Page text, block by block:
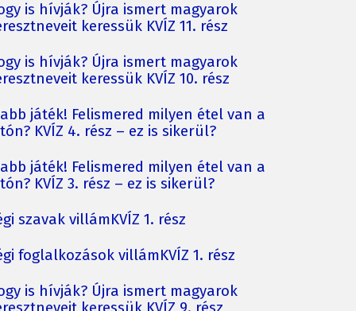
is hívják? Újra ismert magyarok
keressük KVÍZ 11. rész
is hívják? Újra ismert magyarok
keressük KVÍZ 10. rész
játék! Felismered milyen étel van a
KVÍZ 4. rész – ez is sikerül?
játék! Felismered milyen étel van a
KVÍZ 3. rész – ez is sikerül?
szavak villámKVÍZ 1. rész
foglalkozások villámKVÍZ 1. rész
is hívják? Újra ismert magyarok